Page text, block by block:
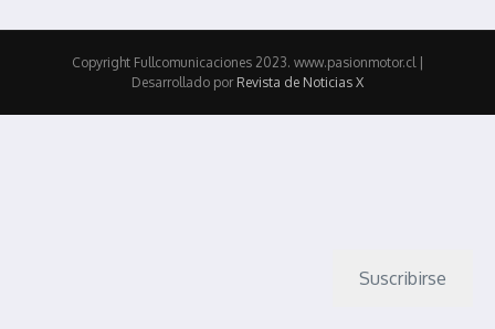
Copyright Fullcomunicaciones 2023. www.pasionmotor.cl |
Desarrollado por Revista de Noticias X
Suscribirse